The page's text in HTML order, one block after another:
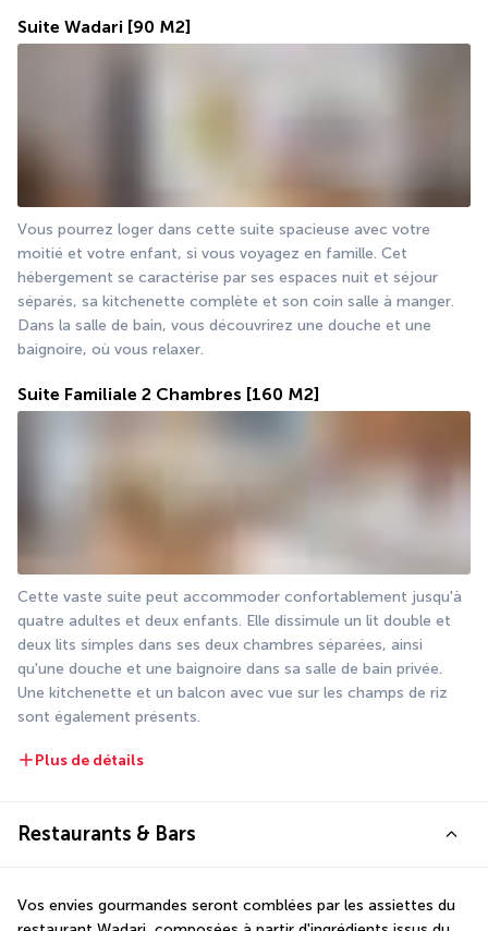
Suite Wadari [90 M2]
Vous pourrez loger dans cette suite spacieuse avec votre
moitié et votre enfant, si vous voyagez en famille. Cet
hébergement se caractérise par ses espaces nuit et séjour
séparés, sa kitchenette complète et son coin salle à manger.
Dans la salle de bain, vous découvrirez une douche et une
baignoire, où vous relaxer.
Suite Familiale 2 Chambres [160 M2]
Cette vaste suite peut accommoder confortablement jusqu'à
quatre adultes et deux enfants. Elle dissimule un lit double et
deux lits simples dans ses deux chambres séparées, ainsi
qu'une douche et une baignoire dans sa salle de bain privée.
Une kitchenette et un balcon avec vue sur les champs de riz
sont également présents.
Plus de détails
Restaurants & Bars
Vos envies gourmandes seront comblées par les assiettes du